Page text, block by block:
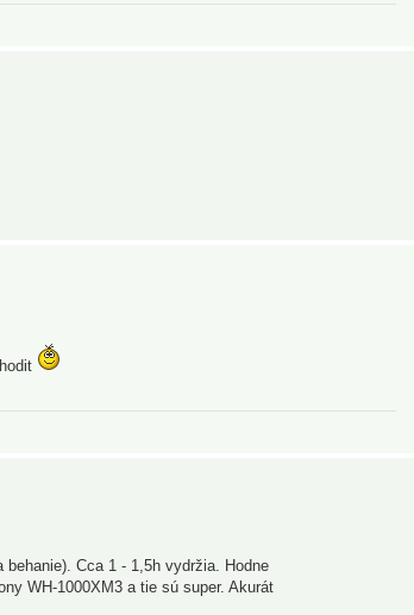
Cca 1 - 1,5h vydržia. Hodne
WH-1000XM3 a tie sú super. Akurát